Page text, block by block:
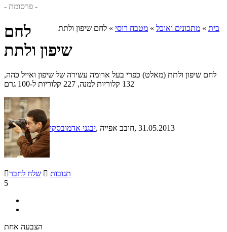
- פרסומת -
בית » מתכונים ואוכל » מטבח רוסי » לחם שיפון ולתת
לחם
שיפון ולתת
לחם שיפון ולתת (מאלט) כפרי בעל ארומה עשירה של שיפון ואייל כהה,
132 קלוריות למנה, 227 קלוריות ל-100 גרם
יבגני אדמובסקי , חובב אפייה, 31.05.2013
שלח לחבר  תגובות
5
הצבעה אחת